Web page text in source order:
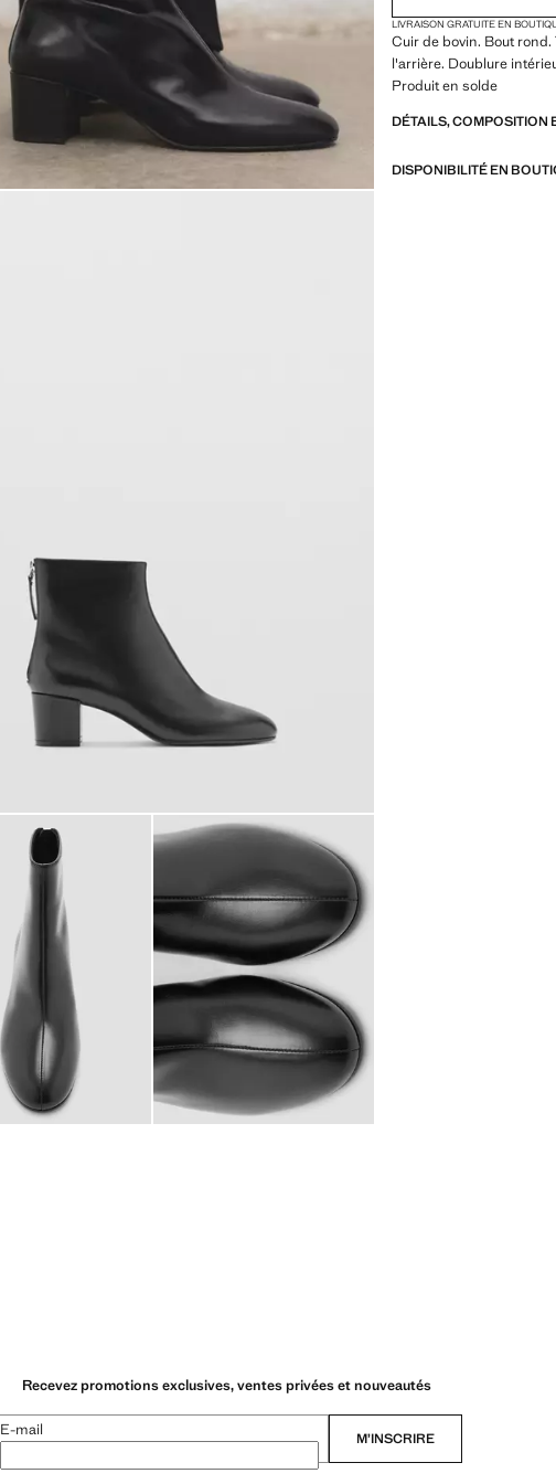
LIVRAISON GRATUITE EN
Cuir de bovin. Bout
l'arrière. Doublure
Produit en solde
DÉTAILS, COMPOSITION
DISPONIBILITÉ EN
Recevez promotions exclusives, ventes privées et nouveautés
E-mail M’INSCRIRE